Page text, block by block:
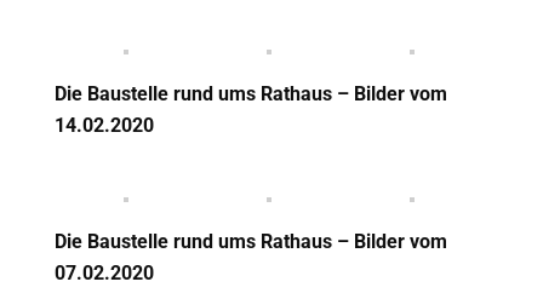
Die Baustelle rund ums Rathaus – Bilder vom
14.02.2020
Die Baustelle rund ums Rathaus – Bilder vom
07.02.2020